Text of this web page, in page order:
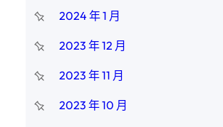
2024 年 1 月
2023 年 12 月
2023 年 11 月
2023 年 10 月